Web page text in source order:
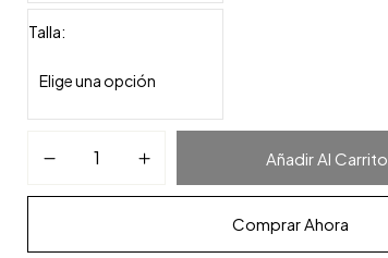
Talla
Añadir Al Carrito
Comprar Ahora